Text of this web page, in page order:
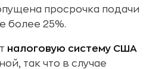
просрочка подачи
более 25%.
налоговую систему США
так что в случае